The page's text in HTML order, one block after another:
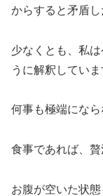
からすると矛盾し
少なくとも、私
うに解釈していま
何事も極端になら
食事であれば、贅
お腹が空いた状